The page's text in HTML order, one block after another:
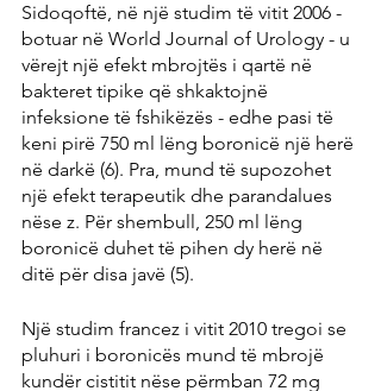
Sidoqoftë, në një studim të vitit 2006 -
botuar në World Journal of Urology - u
vërejt një efekt mbrojtës i qartë në
bakteret tipike që shkaktojnë
infeksione të fshikëzës - edhe pasi të
keni pirë 750 ml lëng boronicë një herë
në darkë (6). Pra, mund të supozohet
një efekt terapeutik dhe parandalues ​​
nëse z. Për shembull, 250 ml lëng
boronicë duhet të pihen dy herë në
ditë për disa javë (5).
Një studim francez i vitit 2010 tregoi se
pluhuri i boronicës mund të mbrojë
kundër cistitit nëse përmban 72 mg